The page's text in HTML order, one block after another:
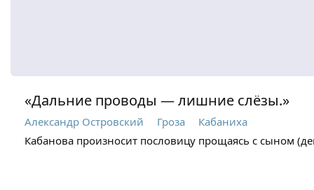
«Дальние проводы — лишние слёзы.»
Александр Островский Гроза
Кабаниха
Кабанова произносит пословицу прощаясь с сыном